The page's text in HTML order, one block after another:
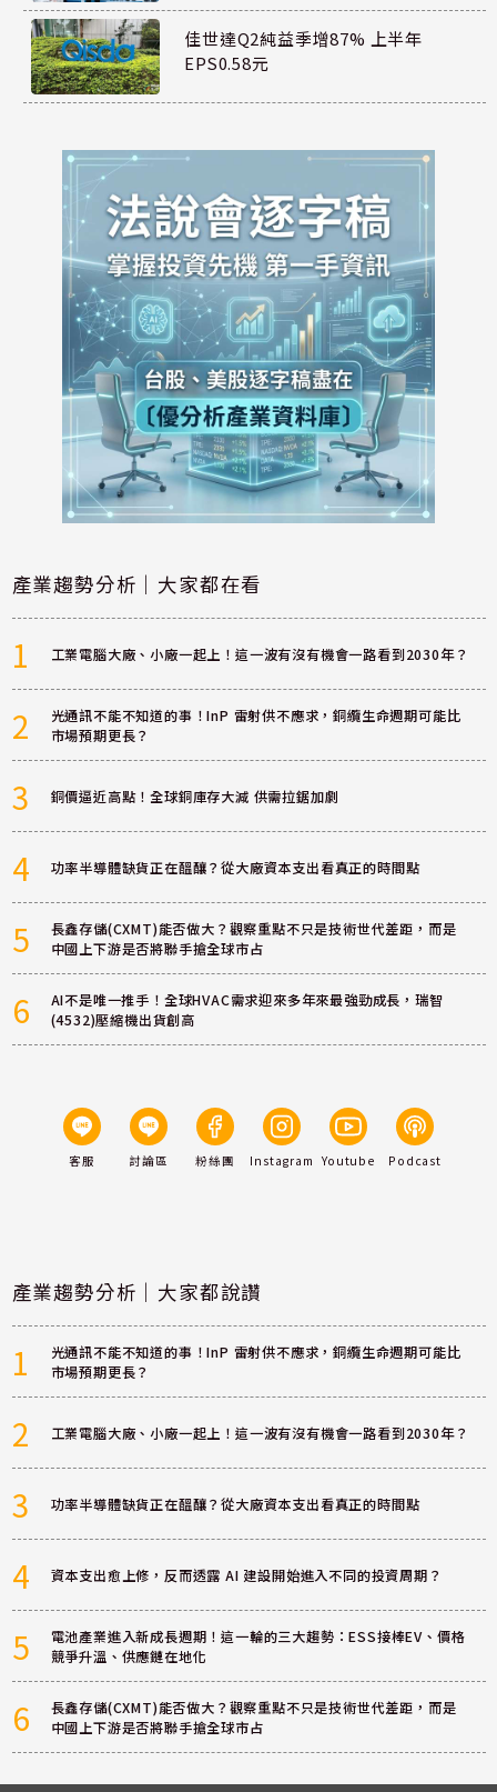
佳世達Q2純益季增87% 上半年
EPS0.58元
產業趨勢分析｜大家都在看
1 工業電腦大廠、小廠一起上！這一波有沒有機會一路看到2030年？
2
光通訊不能不知道的事！InP 雷射供不應求，銅纜生命週期可能比
市場預期更長？
3 銅價逼近高點！全球銅庫存大減 供需拉鋸加劇
4 功率半導體缺貨正在醞釀？從大廠資本支出看真正的時間點
5
長鑫存儲(CXMT)能否做大？觀察重點不只是技術世代差距，而是
中國上下游是否將聯手搶全球市占
6
AI不是唯一推手！全球HVAC需求迎來多年來最強勁成長，瑞智
(4532)壓縮機出貨創高
客服 討論區 粉絲團 Instagram Youtube Podcast
產業趨勢分析｜大家都說讚
1
光通訊不能不知道的事！InP 雷射供不應求，銅纜生命週期可能比
市場預期更長？
2 工業電腦大廠、小廠一起上！這一波有沒有機會一路看到2030年？
3 功率半導體缺貨正在醞釀？從大廠資本支出看真正的時間點
4 資本支出愈上修，反而透露 AI 建設開始進入不同的投資周期？
5
電池產業進入新成長週期！這一輪的三大趨勢：ESS接棒EV、價格
競爭升溫、供應鏈在地化
6
長鑫存儲(CXMT)能否做大？觀察重點不只是技術世代差距，而是
中國上下游是否將聯手搶全球市占